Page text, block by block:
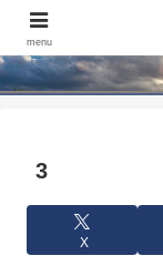
3
X
menu